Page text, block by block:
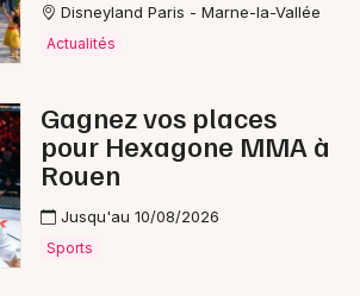
Disneyland Paris - Marne-la-Vallée
Actualités
Gagnez vos places
pour Hexagone MMA à
Rouen
Jusqu'au 10/08/2026
Sports